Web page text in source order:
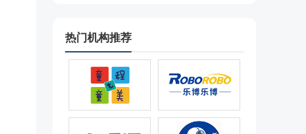
热门机构推荐